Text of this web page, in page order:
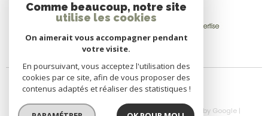
© 2026 | Tous droits réservés | Traduction powered by Google |
Comme beaucoup, notre site
utilise les cookies
On aimerait vous accompagner pendant
votre visite.
En poursuivant, vous acceptez l'utilisation des
cookies par ce site, afin de vous proposer des
contenus adaptés et réaliser des statistiques !